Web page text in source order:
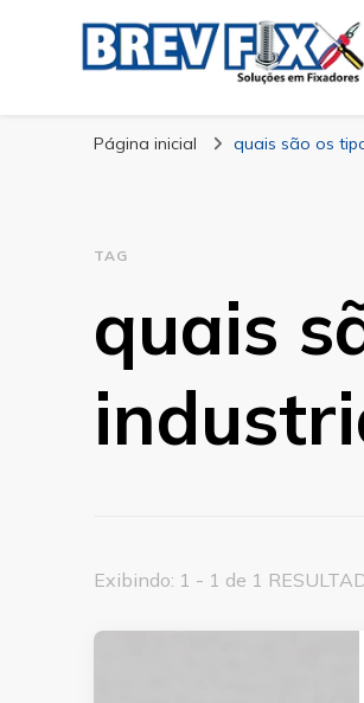
Blog
Página inicial quais são os
TAG
quais
Exibindo: 1 - 1 de 1